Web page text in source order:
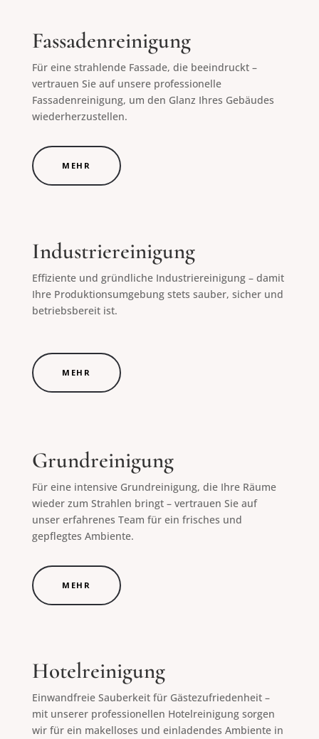
Fassadenreinigung
Für eine strahlende Fassade, die beeindruckt –
vertrauen Sie auf unsere professionelle
Fassadenreinigung, um den Glanz Ihres Gebäudes
wiederherzustellen.
MEHR
Industriereinigung
Effiziente und gründliche Industriereinigung – damit
Ihre Produktionsumgebung stets sauber, sicher und
betriebsbereit ist.
MEHR
Grundreinigung
Für eine intensive Grundreinigung, die Ihre Räume
wieder zum Strahlen bringt – vertrauen Sie auf
unser erfahrenes Team für ein frisches und
gepflegtes Ambiente.
MEHR
Hotelreinigung
Einwandfreie Sauberkeit für Gästezufriedenheit –
mit unserer professionellen Hotelreinigung sorgen
wir für ein makelloses und einladendes Ambiente in